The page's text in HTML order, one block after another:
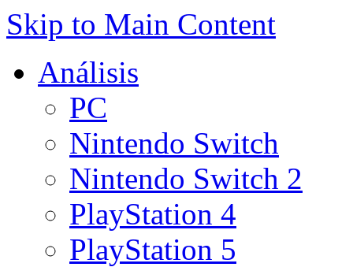
Skip to Main Content
Análisis
PC
Nintendo Switch
Nintendo Switch 2
PlayStation 4
PlayStation 5